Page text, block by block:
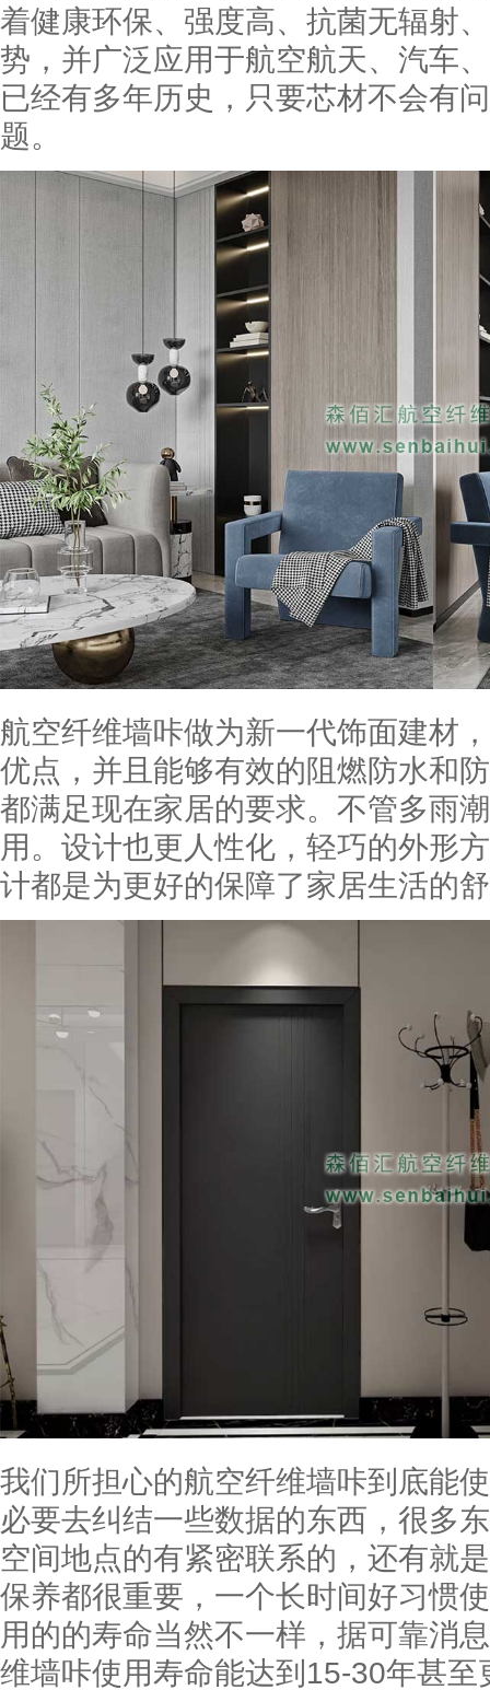
着健康环保、强度高、抗菌无辐射
势，并广泛应用于航空航天、汽车
已经有多年历史，只要芯材不会有
题。
航空纤维墙咔做为新一代饰面建材
优点，并且能够有效的阻燃防水和
都满足现在家居的要求。不管多雨
用。设计也更人性化，轻巧的外形
计都是为更好的保障了家居生活的
我们所担心的航空纤维墙咔到底能
必要去纠结一些数据的东西，很多
空间地点的有紧密联系的，还有就
保养都很重要，一个长时间好习惯
用的的寿命当然不一样，据可靠消
维墙咔使用寿命能达到15-30年甚